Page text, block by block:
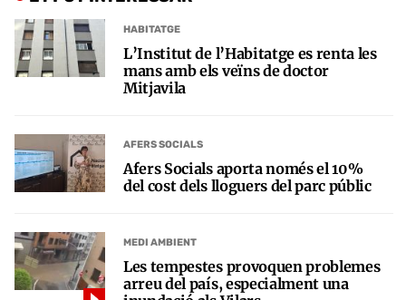
HABITATGE
L’Institut de l’Habitatge es renta les
mans amb els veïns de doctor
Mitjavila
AFERS SOCIALS
Afers Socials aporta només el 10%
del cost dels lloguers del parc públic
MEDI AMBIENT
Les tempestes provoquen problemes
arreu del país, especialment una